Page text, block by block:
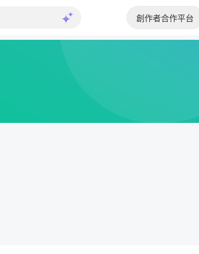
創作者合作平台